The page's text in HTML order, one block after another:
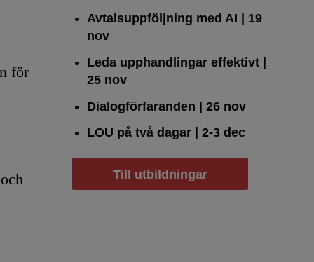
för
Avtalsuppföljning med AI | 19
nov
Leda upphandlingar effektivt |
25 nov
Dialogförfaranden | 26 nov
LOU på två dagar | 2-3 dec
Till utbildningar